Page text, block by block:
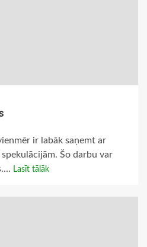
ir labāk saņemt ar
Šo darbu var
Lasīt tālāk